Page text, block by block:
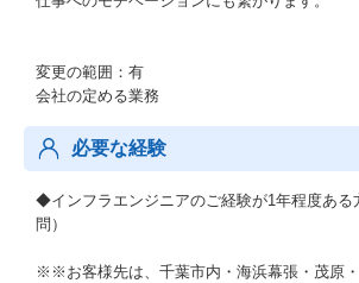
変更の範囲：有
会社の定める業務
必要な経験
◆インフラエンジニアのご経験が1年程度ある
問）
※※お客様先は、千葉市内・海浜幕張・茂原